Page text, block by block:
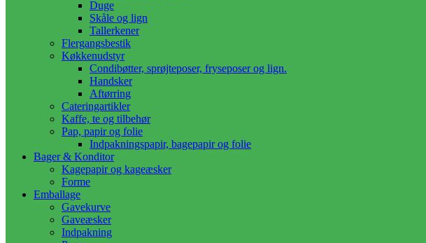
Duge
Skåle og lign
Tallerkener
Flergangsbestik
Køkkenudstyr
Condibøtter, sprøjteposer, fryseposer og lign.
Handsker
Aftørring
Cateringartikler
Kaffe, te og tilbehør
Pap, papir og folie
Indpakningspapir, bagepapir og folie
Bager & Konditor
Kagepapir og kageæsker
Forme
Emballage
Gavekurve
Gaveæsker
Indpakning